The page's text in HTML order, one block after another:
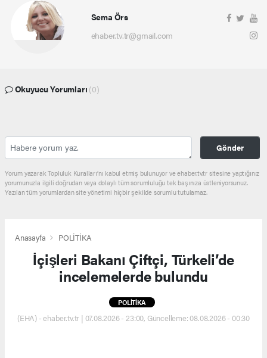
Sema Örs
ehaber.tv.tr@gmail.com
Okuyucu Yorumları (0)
Gönder
Yorum yazarak Topluluk Kuralları’nı kabul etmiş bulunuyor ve ehaber.tv.tr sitesine yaptığınız
yorumunuzla ilgili doğrudan veya dolaylı tüm sorumluluğu tek başınıza üstleniyorsunuz.
Yazılan tüm yorumlardan site yönetimi hiçbir şekilde sorumlu tutulamaz.
Anasayfa POLİTİKA
İçişleri Bakanı Çiftçi, Türkeli’de
incelemelerde bulundu
POLİTİKA
(EHA) - ehaber.tv.tr | 07.08.2026 - 23:00, Güncelleme: 08.08.2026 - 00:30